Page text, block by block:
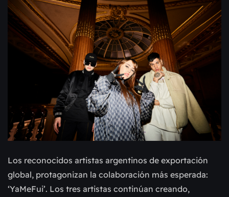
Los reconocidos artistas argentinos de exportación
global, protagonizan la colaboración más esperada:
‘YaMeFui’. Los tres artistas continúan creando,